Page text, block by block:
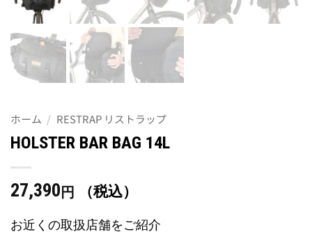
ホーム / RESTRAP リストラップ
HOLSTER BAR BAG 14L
27,390 円 （税込）
お近くの取扱店舗をご紹介